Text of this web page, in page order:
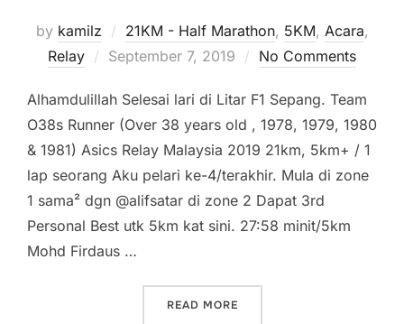
by kamilz 21KM - Half Marathon, 5KM, Acara,
Relay
Posted
September 7, 2019 No Comments
Alhamdulillah Selesai lari di Litar F1 Sepang. Team
O38s Runner (Over 38 years old , 1978, 1979, 1980
& 1981) Asics Relay Malaysia 2019 21km, 5km+ / 1
lap seorang Aku pelari ke-4/terakhir. Mula di zone
1 sama² dgn @alifsatar di zone 2 Dapat 3rd
Personal Best utk 5km kat sini. 27:58 minit/5km
Mohd Firdaus …
READ MORE“ASICS RELAY 2019 –